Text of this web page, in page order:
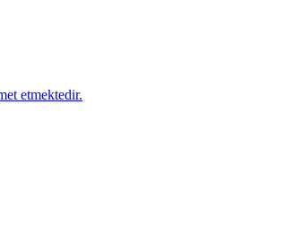
etmektedir.